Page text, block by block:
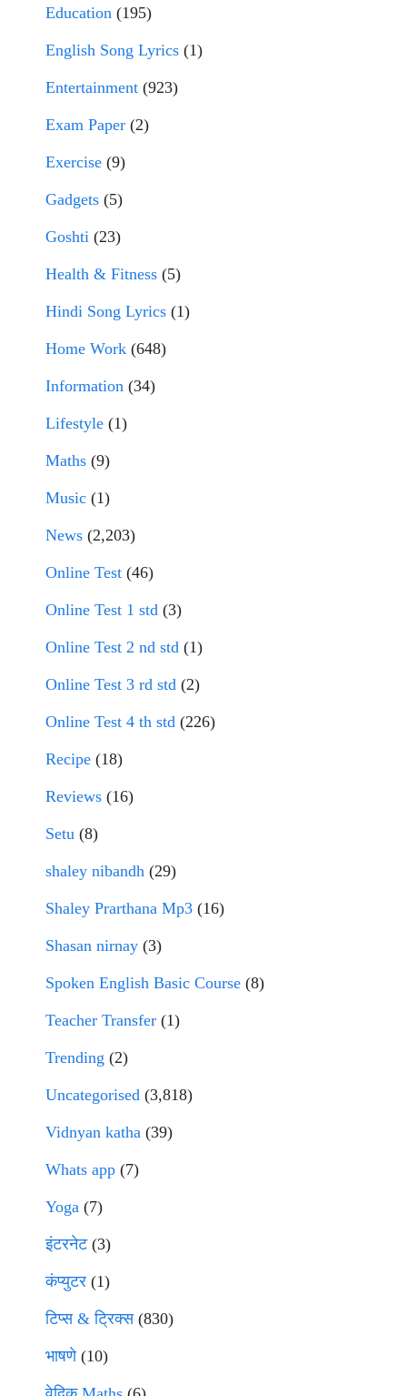
Education (195)
English Song Lyrics (1)
Entertainment (923)
Exam Paper (2)
Exercise (9)
Gadgets (5)
Goshti (23)
Health & Fitness (5)
Hindi Song Lyrics (1)
Home Work (648)
Information (34)
Lifestyle (1)
Maths (9)
Music (1)
News (2,203)
Online Test (46)
Online Test 1 std (3)
Online Test 2 nd std (1)
Online Test 3 rd std (2)
Online Test 4 th std (226)
Recipe (18)
Reviews (16)
Setu (8)
shaley nibandh (29)
Shaley Prarthana Mp3 (16)
Shasan nirnay (3)
Spoken English Basic Course (8)
Teacher Transfer (1)
Trending (2)
Uncategorised (3,818)
Vidnyan katha (39)
Whats app (7)
Yoga (7)
इंटरनेट(3)
कंप्युटर (1)
टिप्स & ट्रिक्स(830)
भाषणे(10)